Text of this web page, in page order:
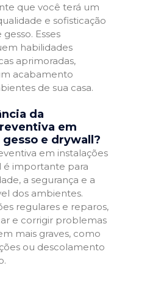
que você terá um
e sofisticação
Esses
habilidades
aprimoradas,
acabamento
de sua casa.
da
em
e drywall?
em instalações
é importante para
a segurança e a
dos ambientes.
regulares e reparos,
e corrigir problemas
mais graves, como
ou descolamento